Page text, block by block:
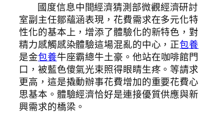
國度信息中間經濟猜測部微觀經濟研討
室副主任鄒蘊涵表現，花費需求在多元化特
性化的基本上，增添了體驗化的新特色，對
精力感觸感染體驗這場混亂的中心，正包養
是金包養牛座霸總牛土豪。他站在咖啡館門
口，被藍色傻氣光束照得眼睛生疼。等請求
更高，這是撬動辦事花費增加的重要花費心
思基本。體驗經濟恰好是連接優質供應與新
興需求的橋梁。